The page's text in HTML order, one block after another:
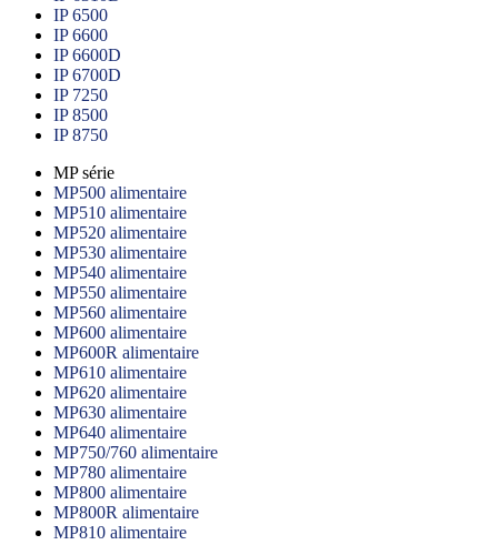
IP 6500
IP 6600
IP 6600D
IP 6700D
IP 7250
IP 8500
IP 8750
MP série
MP500 alimentaire
MP510 alimentaire
MP520 alimentaire
MP530 alimentaire
MP540 alimentaire
MP550 alimentaire
MP560 alimentaire
MP600 alimentaire
MP600R alimentaire
MP610 alimentaire
MP620 alimentaire
MP630 alimentaire
MP640 alimentaire
MP750/760 alimentaire
MP780 alimentaire
MP800 alimentaire
MP800R alimentaire
MP810 alimentaire